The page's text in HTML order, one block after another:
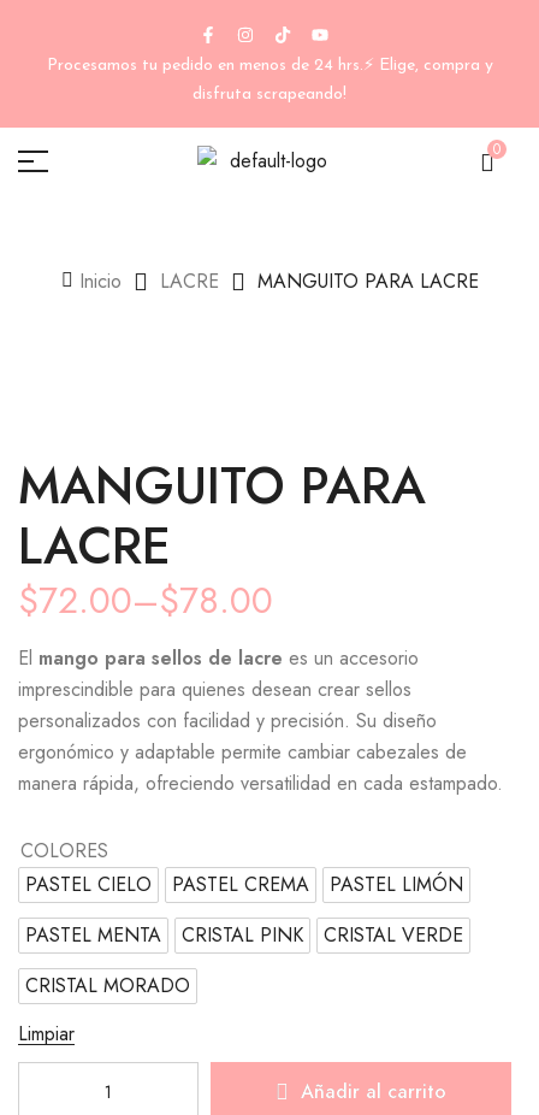
Procesamos tu pedido en menos de 24 hrs.⚡ Elige, compra y
disfruta scrapeando!
0
Inicio LACRE MANGUITO PARA LACRE
MANGUITO PARA
LACRE
$72.00–$78.00
El mango para sellos de lacre es un accesorio
imprescindible para quienes desean crear sellos
personalizados con facilidad y precisión. Su diseño
ergonómico y adaptable permite cambiar cabezales de
manera rápida, ofreciendo versatilidad en cada estampado.
COLORES
PASTEL CIELO
PASTEL CREMA
PASTEL LIMÓN
PASTEL MENTA
CRISTAL PINK
CRISTAL VERDE
CRISTAL MORADO
Limpiar
Añadir al carrito